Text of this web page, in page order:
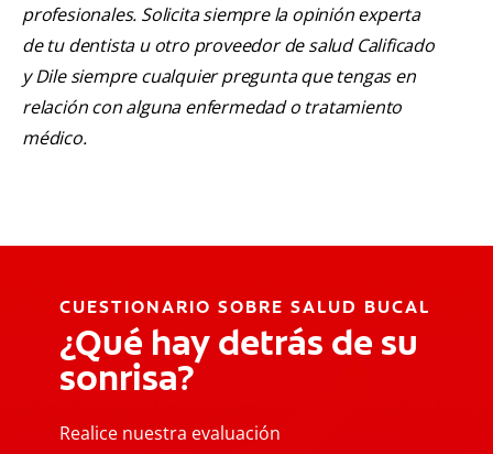
profesionales. Solicita siempre la opinión experta
de tu dentista u otro proveedor de salud Calificado
y Dile siempre cualquier pregunta que tengas en
relación con alguna enfermedad o tratamiento
médico.
CUESTIONARIO SOBRE SALUD BUCAL
¿Qué hay detrás de su
sonrisa?
Realice nuestra evaluación